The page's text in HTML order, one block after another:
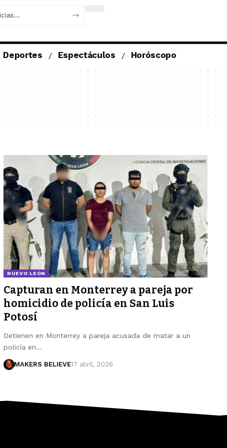
Deportes Espectáculos Horóscopo
NUEVO LEÓN
Capturan en Monterrey a pareja por
homicidio de policía en San Luis
Potosí
Detienen en Monterrey a pareja acusada de matar a un
policía en…
MAKERS BELIEVE17 abril, 2026